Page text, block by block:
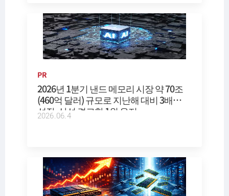
PR
2026년 1분기 낸드 메모리 시장 약 70조
(460억 달러) 규모로 지난해 대비 3배
성장, 삼성 견고한 1위 유지
2026.06.4